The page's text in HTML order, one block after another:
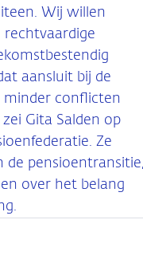
Wij willen
rechtvaardige
aansluit bij de
minder conflicten
Gita Salden op
Ze
de
over het belang